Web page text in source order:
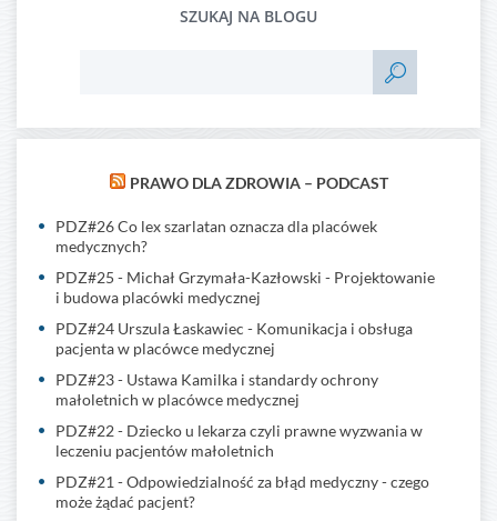
SZUKAJ NA BLOGU
PRAWO DLA ZDROWIA – PODCAST
PDZ#26 Co lex szarlatan oznacza dla placówek
medycznych?
PDZ#25 - Michał Grzymała-Kazłowski - Projektowanie
i budowa placówki medycznej
PDZ#24 Urszula Łaskawiec - Komunikacja i obsługa
pacjenta w placówce medycznej
PDZ#23 - Ustawa Kamilka i standardy ochrony
małoletnich w placówce medycznej
PDZ#22 - Dziecko u lekarza czyli prawne wyzwania w
leczeniu pacjentów małoletnich
PDZ#21 - Odpowiedzialność za błąd medyczny - czego
może żądać pacjent?